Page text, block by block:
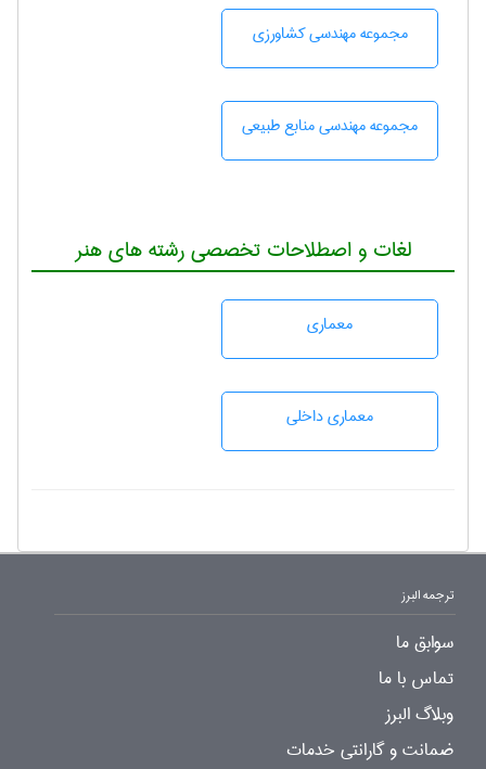
مجموعه مهندسی كشاورزی
مجموعه مهندسی منابع طبيعی
لغات و اصطلاحات تخصصی رشته های هنر
معماری
معماری داخلی
ترجمه البرز
سوابق ما
تماس با ما
وبلاگ البرز
ضمانت و گارانتی خدمات